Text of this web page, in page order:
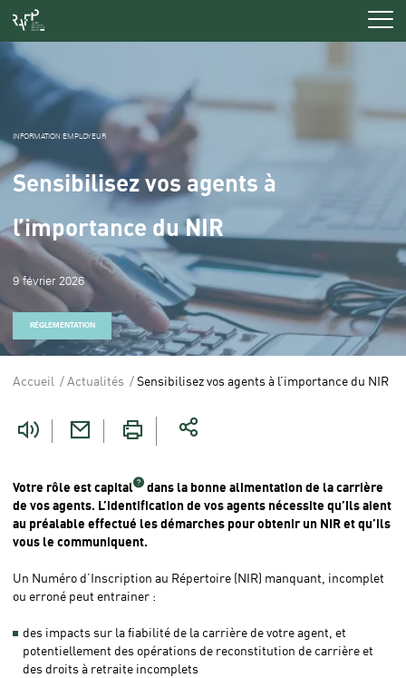
INFORMATION EMPLOYEUR
Sensibilisez vos agents à
l’importance du NIR
9 février 2026
RÉGLEMENTATION
Vous
êtes
ici
Accueil Actualités Sensibilisez vos agents à l’importance du NIR
Votre rôle est capital
dans la bonne alimentation de la carrière
de vos agents. L’identification de vos agents nécessite qu’ils aient
au préalable effectué les démarches pour obtenir un NIR et qu’ils
vous le communiquent.
Un Numéro d’Inscription au Répertoire (NIR) manquant, incomplet
ou erroné peut entrainer :
des impacts sur la fiabilité de la carrière de votre agent, et
potentiellement des opérations de reconstitution de carrière et
des droits à retraite incomplets